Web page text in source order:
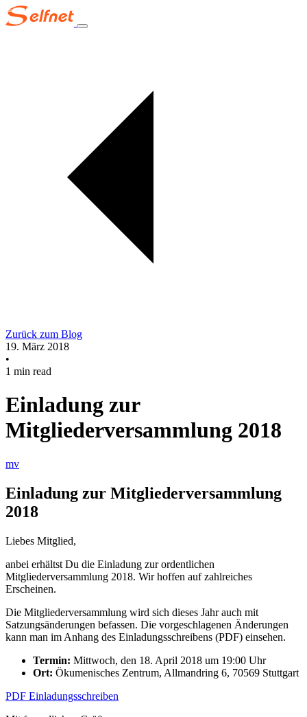
Zurück zum Blog
19. März 2018
•
1 min read
Einladung zur
Mitgliederversammlung 2018
mv
Einladung zur Mitgliederversammlung
2018
Liebes Mitglied,
anbei erhältst Du die Einladung zur ordentlichen
Mitgliederversammlung 2018. Wir hoffen auf zahlreiches
Erscheinen.
Die Mitgliederversammlung wird sich dieses Jahr auch mit
Satzungsänderungen befassen. Die vorgeschlagenen Änderungen
kann man im Anhang des Einladungsschreibens (PDF) einsehen.
Termin: Mittwoch, den 18. April 2018 um 19:00 Uhr
Ort: Ökumenisches Zentrum, Allmandring 6, 70569 Stuttgart
PDF Einladungsschreiben